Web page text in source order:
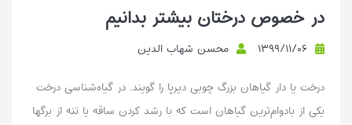
در خصوص درختان بیشتر بدانیم
۱۳۹۹/۱۱/۰۶ محسن شهاب الدین
درخت یا دار گیاهان بزرگ چوبی دیرپا را گویند. در گیاه‌شناسی درخت
یکی از بادوام‌ترین گیاهان است که با رشد کردن ساقه یا تنه از برگها